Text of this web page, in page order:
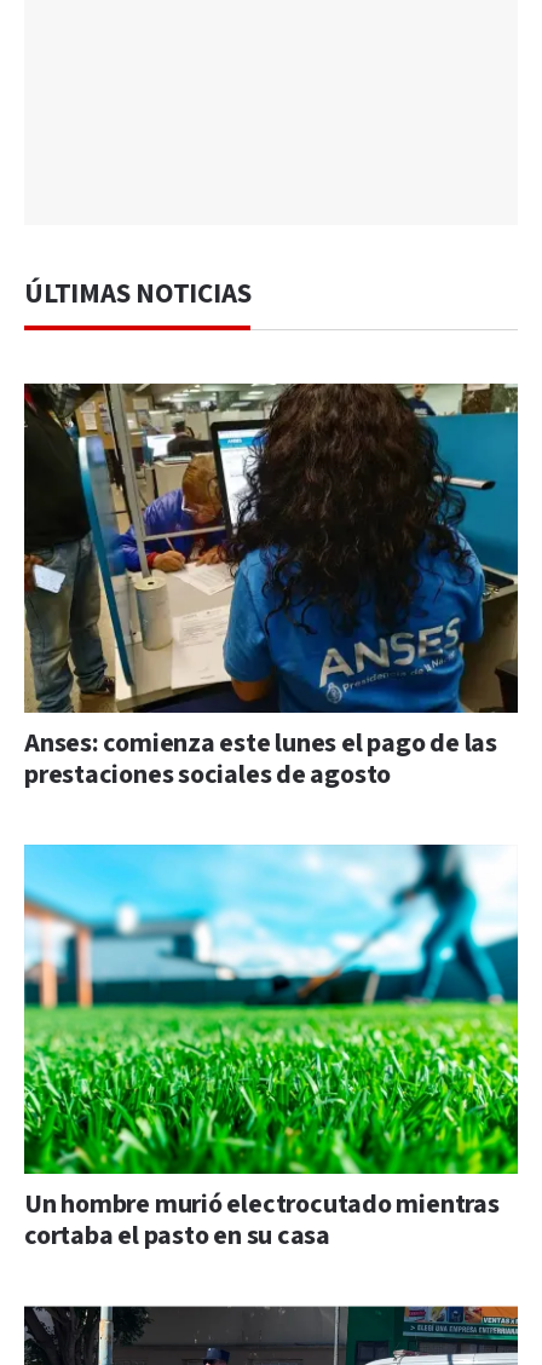
ÚLTIMAS NOTICIAS
Anses: comienza este lunes el pago de las
prestaciones sociales de agosto
Un hombre murió electrocutado mientras
cortaba el pasto en su casa